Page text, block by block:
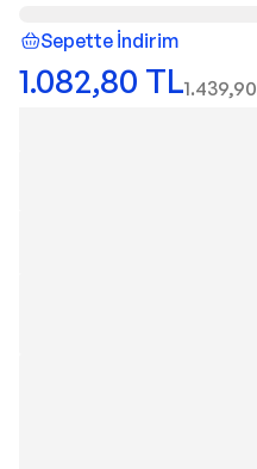
Sepette İndirim
1.082,80 TL1.439,90